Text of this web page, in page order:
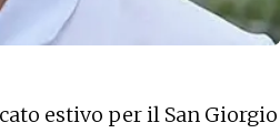
estivo per il San Giorgio